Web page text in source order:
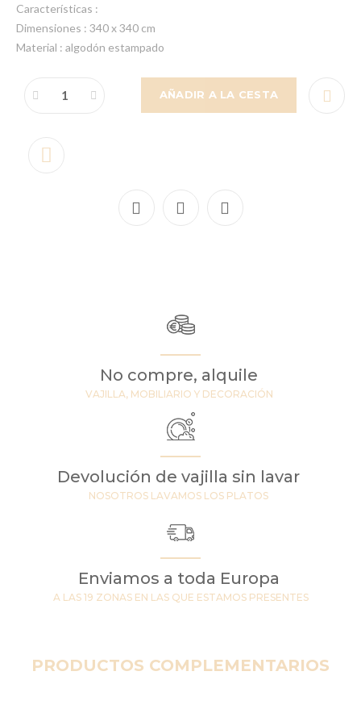
Características :
Dimensiones : 340 x 340 cm
Material : algodón estampado
AÑADIR A LA CESTA
No compre, alquile
VAJILLA, MOBILIARIO Y DECORACIÓN
Devolución de vajilla sin lavar
NOSOTROS LAVAMOS LOS PLATOS
Enviamos a toda Europa
A LAS 19 ZONAS EN LAS QUE ESTAMOS PRESENTES
PRODUCTOS COMPLEMENTARIOS